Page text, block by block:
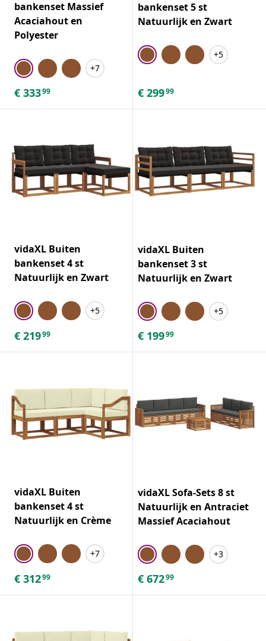
bankenset Massief
Acaciahout en
Polyester
+7
€ 33399
bankenset 5 st
Natuurlijk en Zwart
+5
€ 29999
vidaXL Buiten
bankenset 4 st
Natuurlijk en Zwart
+5
€ 21999
vidaXL Buiten
bankenset 3 st
Natuurlijk en Zwart
+5
€ 19999
vidaXL Buiten
bankenset 4 st
Natuurlijk en Crème
+7
€ 31299
vidaXL Sofa-Sets 8 st
Natuurlijk en Antraciet
Massief Acaciahout
+3
€ 67299